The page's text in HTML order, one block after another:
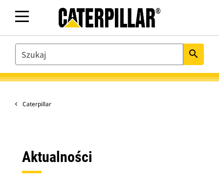
SEARCH search
Caterpillar
Aktualności